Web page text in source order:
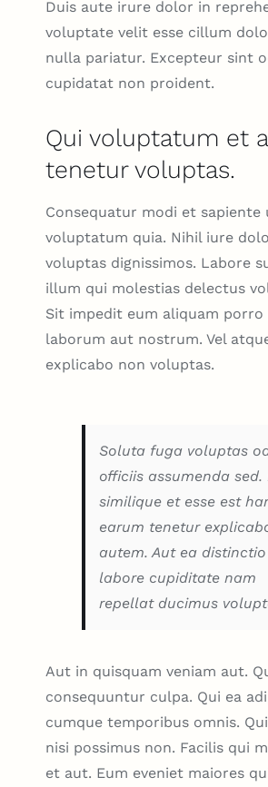
Duis aute irure dolor in
voluptate velit esse cillum
nulla pariatur. Excepteur sint
cupidatat non proident.
Qui voluptatum et
tenetur voluptas.
Consequatur modi et sapiente
voluptatum quia. Nihil iure
voluptas dignissimos. Labore
illum qui molestias delectus
Sit impedit eum aliquam porro
laborum aut nostrum. Vel
explicabo non voluptas.
Soluta fuga voluptas
officiis assumenda sed.
similique et esse est
earum tenetur
autem. Aut ea
labore cupiditate nam
repellat ducimus
Aut in quisquam veniam aut.
consequuntur culpa. Qui ea
cumque temporibus omnis.
nisi possimus non. Facilis qui
et aut. Eum eveniet maiores